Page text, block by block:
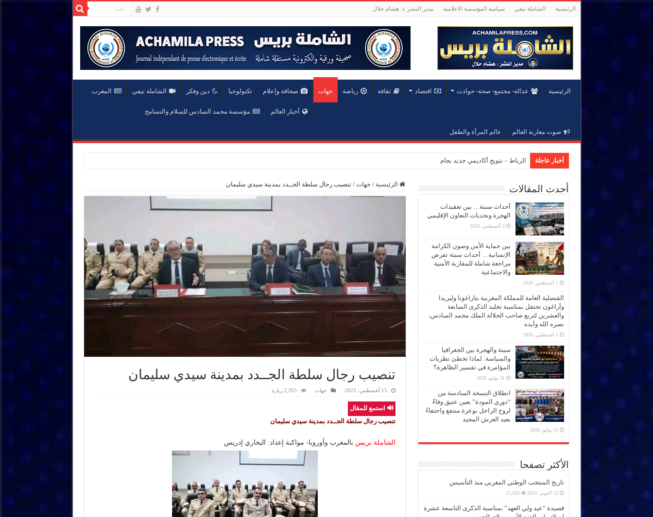
الرئيسية الشاملة تيفي سياسة المؤسسة الاعلامية مدير النشر :ذ. هشام حلال
الرئيسية عدالة- مجتمع- صحة- حوادت اقتصاد ثقافة رياضة جهات صحافة وإعلام تكنولوجيا دين وفكر الشاملة تيفي المغرب
أخبار العالم مؤسسة محمد السادس للسلام والتسامح
صوت مغاربة العالم عالم المرأة والطفل
أخبار عاجلة الرباط – تتويج أكاديمي جديد بجامعة محمد الخامس
الرئيسية / جهات / تنصيب رجال سلطة الجــدد بمدينة سيدي سليمان
تنصيب رجال سلطة الجــدد بمدينة سيدي سليمان
15 أغسطس، 2023 جهات 2,263 زيارة
🔊 استمع للمقال
تنصيب رجال سلطة الجــدد بمدينة سيدي سليمان
الشاملة بريس بالمغرب وأوروبا- مواكبة إعداد: البخاري إدريس
أحدث المقالات
أحداث سبتة… بين تعقيدات
الهجرة وتحديات التعاون الإقليمي
2 أغسطس، 2026
بين حماية الأمن وصون الكرامة
الإنسانية… أحداث سبتة تفرض
مراجعة شاملة للمقاربة الأمنية
والاجتماعية
1 أغسطس، 2026
القنصلية العامة للمملكة المغربية بتاراغونا وليريدا
وأراغون تحتفل بمناسبة تخليد الذكرى السابعة
والعشرين لتربع صاحب الجلالة الملك محمد السادس،
نصره الله وأيده
1 أغسطس، 2026
سبتة والهجرة بين الجغرافيا
والسياسة: لماذا تخطئ نظريات
المؤامرة في تفسير الظاهرة؟
31 يوليو، 2026
انطلاق النسخة السادسة من
“دوري المودة” بعين عتيق وفاءً
لروح الراحل بوعزة منتفع واحتفاءً
بعيد العرش المجيد
31 يوليو، 2026
الأكثر تصفحا
تاريخ المنتخب الوطني المغربي منذ التأسيس
12 أكتوبر، 2024 17,059
قصيدة “عيد ولي العهد” بمناسبة الذكرى التاسعة عشرة